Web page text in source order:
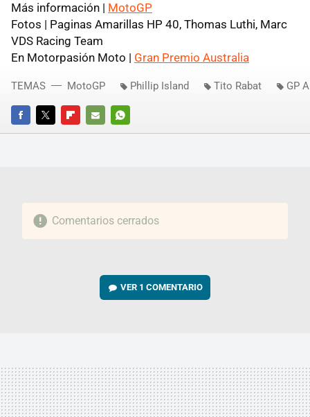
Más información | MotoGP
Fotos | Paginas Amarillas HP 40, Thomas Luthi, Marc
VDS Racing Team
En Motorpasión Moto | Gran Premio Australia
FACEBOOKTWITTERFLIPBOARD
E-
WHATSAPP
TEMAS MotoGP Phillip Island Tito Rabat GP
Comentarios cerrados
VER 1 COMENTARIO